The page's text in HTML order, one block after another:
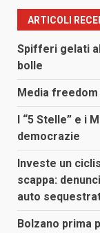
ARTICOLI
Spifferi gelati
bolle
Media
I “5 Stelle” e i
democrazie
Investe un
scappa:
auto
Bolzano prima